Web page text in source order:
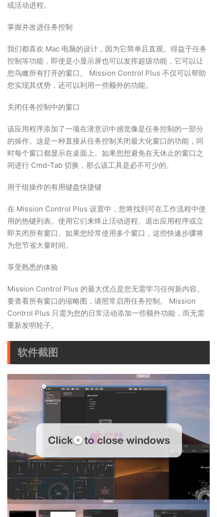
或活动进程。
掌握并改进任务控制
我们都喜欢 Mac 电脑的设计，因为它简单且直观。得益于任务
控制等功能，即使是小显示屏也可以发挥超级功能，它可以让
您鸟瞰所有打开的窗口。 Mission Control Plus 不仅可以帮助
您实现其优势，还可以利用一些额外的功能。
关闭任务控制中的窗口
该应用程序添加了一项在潜意识中感觉像是任务控制的一部分
的操作。这是一种直接从任务控制关闭最大化窗口的功能，同
时每个窗口都显示在桌面上。如果您想避免在无休止的窗口之
间进行 Cmd-Tab 切换，那么该工具是必不可少的。
用于组操作的有用键盘快捷键
在 Mission Control Plus 设置中，您将找到可在工作流程中使
用的热键列表。使用它们来终止活动进程、退出应用程序或立
即关闭所有窗口。如果您经常使用多个窗口，这些快速步骤将
为您节省大量时间。
享受熟悉的体验
Mission Control Plus 的最大优点是您无需学习任何新内容。
要查看所有窗口的缩略图，请照常启用任务控制。 Mission
Control Plus 只需为您的日常活动添加一些额外功能，而无需
重新发明轮子。
软件截图